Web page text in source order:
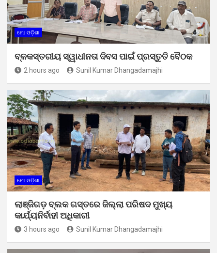
ମୋ ଓଡ଼ିଶା
ବ୍ଳକସ୍ତରୀୟ ସ୍ୱାଧୀନତା ଦିବସ ପାଇଁ ପ୍ରସ୍ତୁତି ବୈଠକ
2 hours ago Sunil Kumar Dhangadamajhi
ମୋ ଓଡ଼ିଶା
ଲାଞ୍ଜିଗଡ଼ ବ୍ଲକ ଗସ୍ତରେ ଜିଲ୍ଲା ପରିଷଦ ମୁଖ୍ୟ
କାର୍ଯ୍ୟନିର୍ବାହୀ ଅଧିକାରୀ
3 hours ago Sunil Kumar Dhangadamajhi